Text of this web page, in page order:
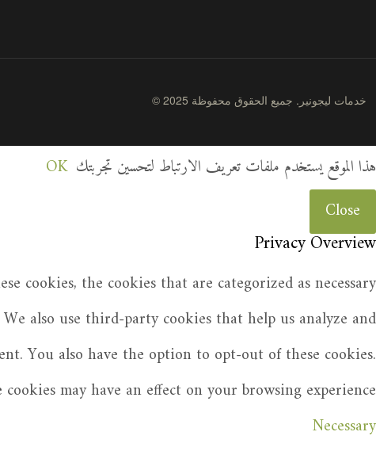
© 2025 خدمات ليجونير. جميع الحقوق محفوظة
هذا الموقع يستخدم ملفات تعريف الارتباط لتحسين تجربتك OK
Close
Privacy Overview
cookies, the cookies that are categorized as necessary
also use third-party cookies that help us analyze and
You also have the option to opt-out of these cookies.
may have an effect on your browsing experience.
Necessary